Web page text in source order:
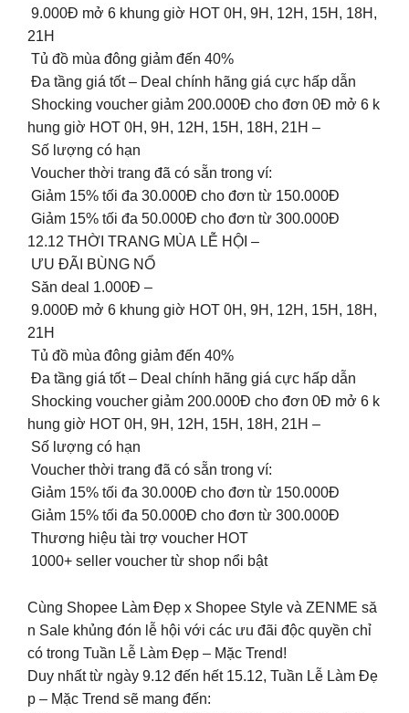
9.000Đ mở 6 khung giờ HOT 0H, 9H, 12H, 15H, 18H,
21H
Tủ đồ mùa đông giảm đến 40%
Đa tầng giá tốt – Deal chính hãng giá cực hấp dẫn
️ Shocking voucher giảm 200.000Đ cho đơn 0Đ mở 6 k
hung giờ HOT 0H, 9H, 12H, 15H, 18H, 21H –
Số lượng có hạn
️ Voucher thời trang đã có sẵn trong ví:
Giảm 15% tối đa 30.000Đ cho đơn từ 150.000Đ
Giảm 15% tối đa 50.000Đ cho đơn từ 300.000Đ
12.12 THỜI TRANG MÙA LỄ HỘI –
ƯU ĐÃI BÙNG NỔ
Săn deal 1.000Đ –
9.000Đ mở 6 khung giờ HOT 0H, 9H, 12H, 15H, 18H,
21H
Tủ đồ mùa đông giảm đến 40%
Đa tầng giá tốt – Deal chính hãng giá cực hấp dẫn
️ Shocking voucher giảm 200.000Đ cho đơn 0Đ mở 6 k
hung giờ HOT 0H, 9H, 12H, 15H, 18H, 21H –
Số lượng có hạn
️ Voucher thời trang đã có sẵn trong ví:
Giảm 15% tối đa 30.000Đ cho đơn từ 150.000Đ
Giảm 15% tối đa 50.000Đ cho đơn từ 300.000Đ
️ Thương hiệu tài trợ voucher HOT
️ 1000+ seller voucher từ shop nổi bật
Cùng Shopee Làm Đẹp x Shopee Style và ZENME să
n Sale khủng đón lễ hội với các ưu đãi độc quyền chỉ
có trong Tuần Lễ Làm Đẹp – Mặc Trend!
Duy nhất từ ngày 9.12 đến hết 15.12, Tuần Lễ Làm Đẹ
p – Mặc Trend sẽ mang đến: